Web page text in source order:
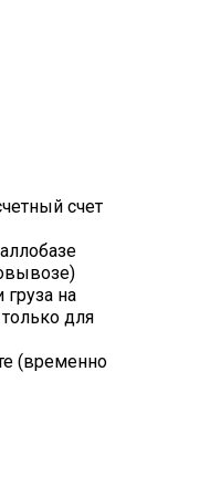
счет
на
для
(временно